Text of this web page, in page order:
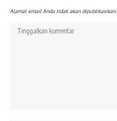
Alamat email Anda tidak akan dipublikasikan.